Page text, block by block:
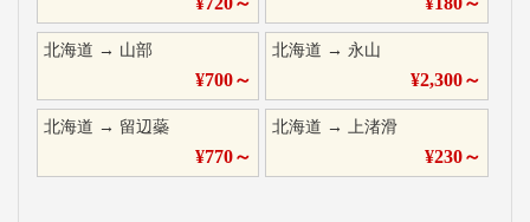
北海道 → 山部
¥700～
北海道 → 永山
¥2,300～
北海道 → 留辺蘂
¥770～
北海道 →上渚滑
¥230～